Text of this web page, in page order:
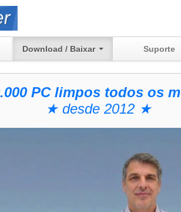
Download / Baixar Suporte
PC limpos todos os
★ desde 2012 ★